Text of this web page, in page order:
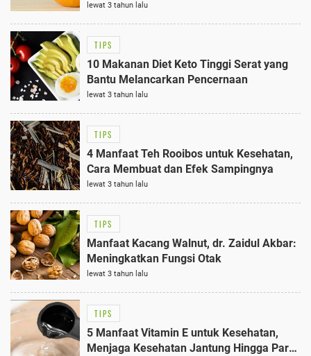
lewat 3 tahun lalu
TIPS
10 Makanan Diet Keto Tinggi Serat yang
Bantu Melancarkan Pencernaan
lewat 3 tahun lalu
TIPS
4 Manfaat Teh Rooibos untuk Kesehatan,
Cara Membuat dan Efek Sampingnya
lewat 3 tahun lalu
TIPS
Manfaat Kacang Walnut, dr. Zaidul Akbar:
Meningkatkan Fungsi Otak
lewat 3 tahun lalu
TIPS
5 Manfaat Vitamin E untuk Kesehatan,
Menjaga Kesehatan Jantung Hingga Paru-